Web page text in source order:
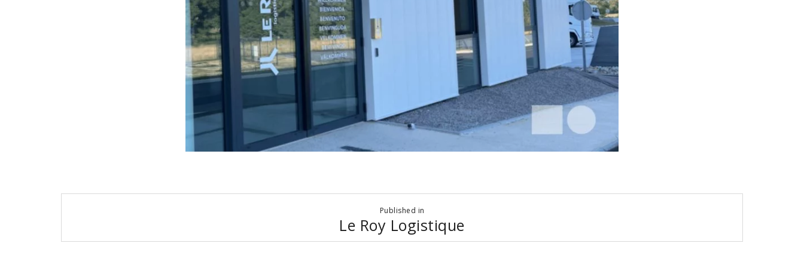
l’article
Published in
Le Roy Logistique